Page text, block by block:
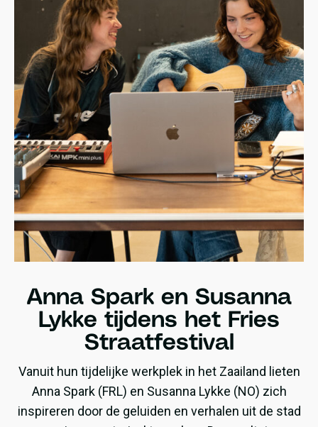
Anna Spark en Susanna
Lykke tijdens het Fries
Straatfestival
Vanuit hun tijdelijke werkplek in het Zaailand lieten
Anna Spark (FRL) en Susanna Lykke (NO) zich
inspireren door de geluiden en verhalen uit de stad